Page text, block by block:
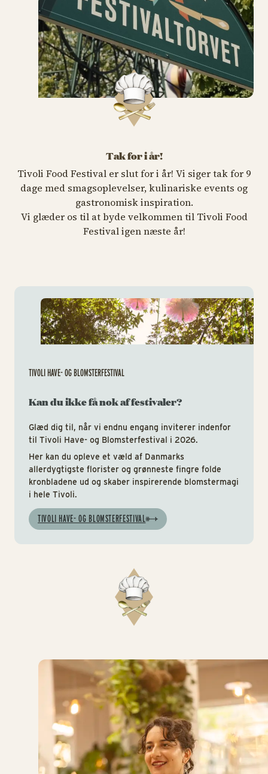
Tak for i år!
Tivoli Food Festival er slut for i år! Vi siger tak for 9
dage med smagsoplevelser, kulinariske events og
gastronomisk inspiration.
Vi glæder os til at byde velkommen til Tivoli Food
Festival igen næste år!
TIVOLI HAVE- OG BLOMSTERFESTIVAL
Kan du ikke få nok af festivaler?
Glæd dig til, når vi endnu engang inviterer indenfor
til Tivoli Have- og Blomsterfestival i 2026.
Her kan du opleve et væld af Danmarks
allerdygtigste florister og grønneste fingre folde
kronbladene ud og skaber inspirerende blomstermagi
i hele Tivoli.
TIVOLI HAVE- OG BLOMSTERFESTIVAL